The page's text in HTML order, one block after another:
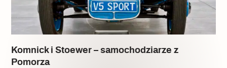
Komnick i Stoewer – samochodziarze z
Pomorza